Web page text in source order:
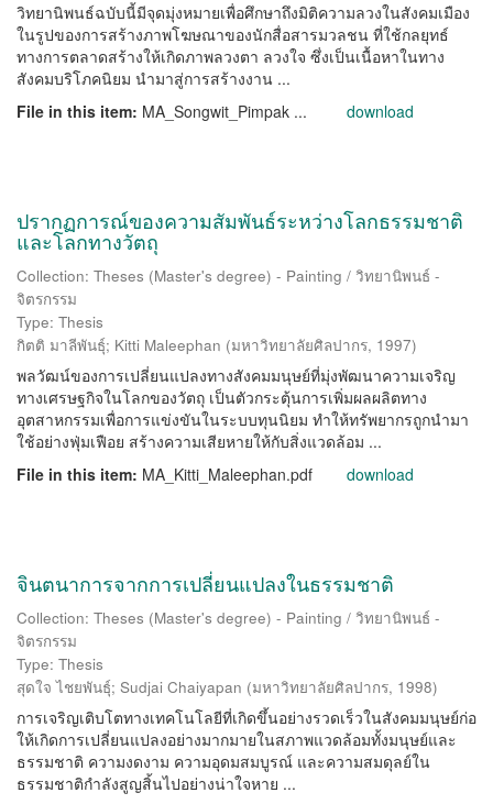
วิทยานิพนธ์ฉบับนี้มีจุดมุ่งหมายเพื่อศึกษาถึงมิติความลวงในสังคมเมือง
ในรูปของการสร้างภาพโฆษณาของนักสื่อสารมวลชน ที่ใช้กลยุทธ์
ทางการตลาดสร้างให้เกิดภาพลวงตา ลวงใจ ซึ่งเป็นเนื้อหาในทาง
สังคมบริโภคนิยม นำมาสู่การสร้างงาน ...
File in this item: MA_Songwit_Pimpak ... download
ปรากฏการณ์ของความสัมพันธ์ระหว่างโลกธรรมชาติ
และโลกทางวัตถุ
Collection: Theses (Master's degree) - Painting / วิทยานิพนธ์ -
จิตรกรรม
Type: Thesis
กิตติ มาลีพันธุ์; Kitti Maleephan (มหาวิทยาลัยศิลปากร, 1997)
พลวัฒน์ของการเปลี่ยนแปลงทางสังคมมนุษย์ที่มุ่งพัฒนาความเจริญ
ทางเศรษฐกิจในโลกของวัตถุ เป็นตัวกระตุ้นการเพิ่มผลผลิตทาง
อุตสาหกรรมเพื่อการแข่งขันในระบบทุนนิยม ทำให้ทรัพยากรถูกนำมา
ใช้อย่างฟุ่มเฟือย สร้างความเสียหายให้กับสิ่งแวดล้อม ...
File in this item: MA_Kitti_Maleephan.pdf download
จินตนาการจากการเปลี่ยนแปลงในธรรมชาติ
Collection: Theses (Master's degree) - Painting / วิทยานิพนธ์ -
จิตรกรรม
Type: Thesis
สุดใจ ไชยพันธุ์; Sudjai Chaiyapan (มหาวิทยาลัยศิลปากร, 1998)
การเจริญเติบโตทางเทคโนโลยีที่เกิดขึ้นอย่างรวดเร็วในสังคมมนุษย์ก่อ
ให้เกิดการเปลี่ยนแปลงอย่างมากมายในสภาพแวดล้อมทั้งมนุษย์และ
ธรรมชาติ ความงดงาม ความอุดมสมบูรณ์ และความสมดุลย์ใน
ธรรมชาติกำลังสูญสิ้นไปอย่างน่าใจหาย ...